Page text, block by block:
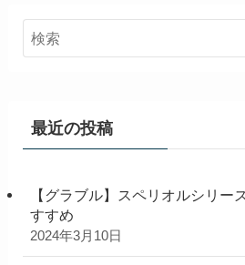
最近の投稿
【グラブル】スペリオルシリー
すすめ
2024年3月10日